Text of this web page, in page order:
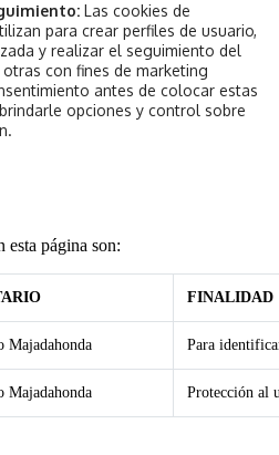
Las cookies de
para crear perfiles de usuario,
y realizar el seguimiento del
con fines de marketing
antes de colocar estas
opciones y control sobre
esta página son:
FINALIDAD
Majadahonda Para
Majadahonda Protección al